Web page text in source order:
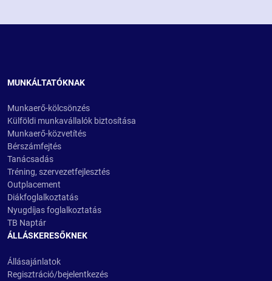
MUNKÁLTATÓKNAK
Munkaerő-kölcsönzés
Külföldi munkavállalók biztosítása
Munkaerő-közvetítés
Bérszámfejtés
Tanácsadás
Tréning, szervezetfejlesztés
Outplacement
Diákfoglalkoztatás
Nyugdíjas foglalkoztatás
TB Naptár
ÁLLÁSKERESŐKNEK
Állásajánlatok
Regisztráció/bejelentkezés